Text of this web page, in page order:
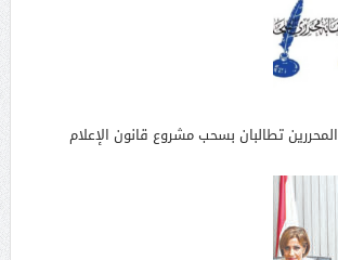
تطالبان بسحب مشروع قانون الإعلام